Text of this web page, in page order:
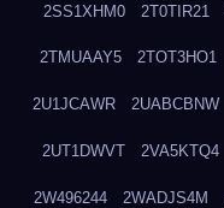
2SS1XHM0 2T0TIR21
2TMUAAY5 2TOT3HO1
2U1JCAWR 2UABCBNW
2UT1DWVT 2VA5KTQ4
2W496244 2WADJS4M